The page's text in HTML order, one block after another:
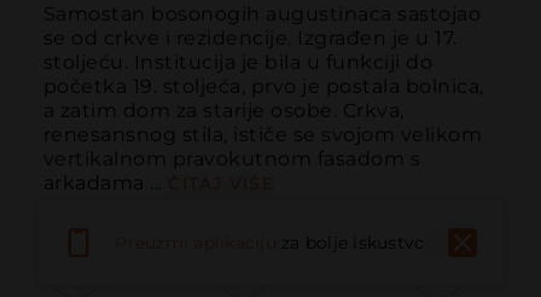
Samostan bosonogih augustinaca sastojao
se od crkve i rezidencije. Izgrađen je u 17.
stoljeću. Institucija je bila u funkciji do
početka 19. stoljeća, prvo je postala bolnica,
a zatim dom za starije osobe. Crkva,
renesansnog stila, ističe se svojom velikom
vertikalnom pravokutnom fasadom s
arkadama ...
za bolje iskustvo